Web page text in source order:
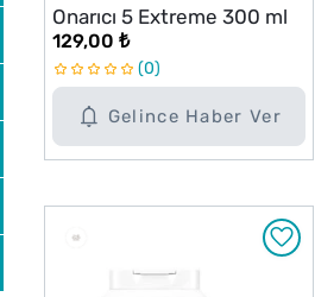
Gelince Haber Ver
Onarıcı 5 Extreme 300 ml
129,00 ₺
0